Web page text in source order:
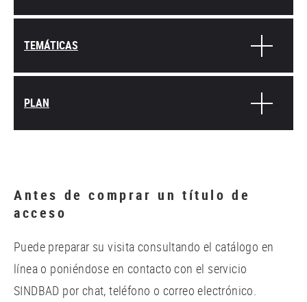
TEMÁTICAS
PLAN
Antes de comprar un título de
acceso
Puede preparar su visita consultando el catálogo en
línea o poniéndose en contacto con el servicio
SINDBAD por chat, teléfono o correo electrónico.